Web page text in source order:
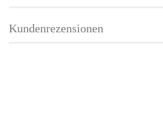
Kundenrezensionen